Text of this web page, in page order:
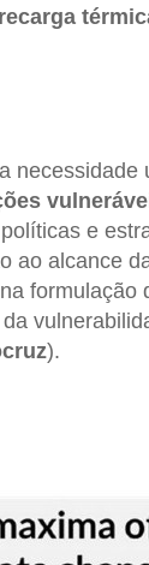
e
ao alcance
).